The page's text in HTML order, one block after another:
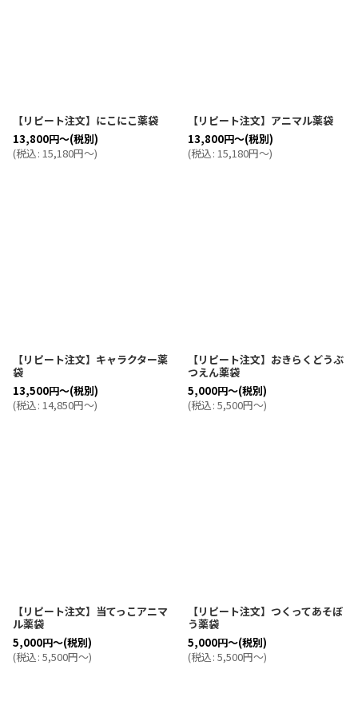
【リピート注文】にこにこ薬袋
13,800円～(税別)
(税込: 15,180円～)
【リピート注文】アニマル薬袋
13,800円～(税別)
(税込: 15,180円～)
【リピート注文】キャラクター薬
袋
13,500円～(税別)
(税込: 14,850円～)
【リピート注文】おきらくどうぶ
つえん薬袋
5,000円～(税別)
(税込: 5,500円～)
【リピート注文】当てっこアニマ
ル薬袋
5,000円～(税別)
(税込: 5,500円～)
【リピート注文】つくってあそぼ
う薬袋
5,000円～(税別)
(税込: 5,500円～)